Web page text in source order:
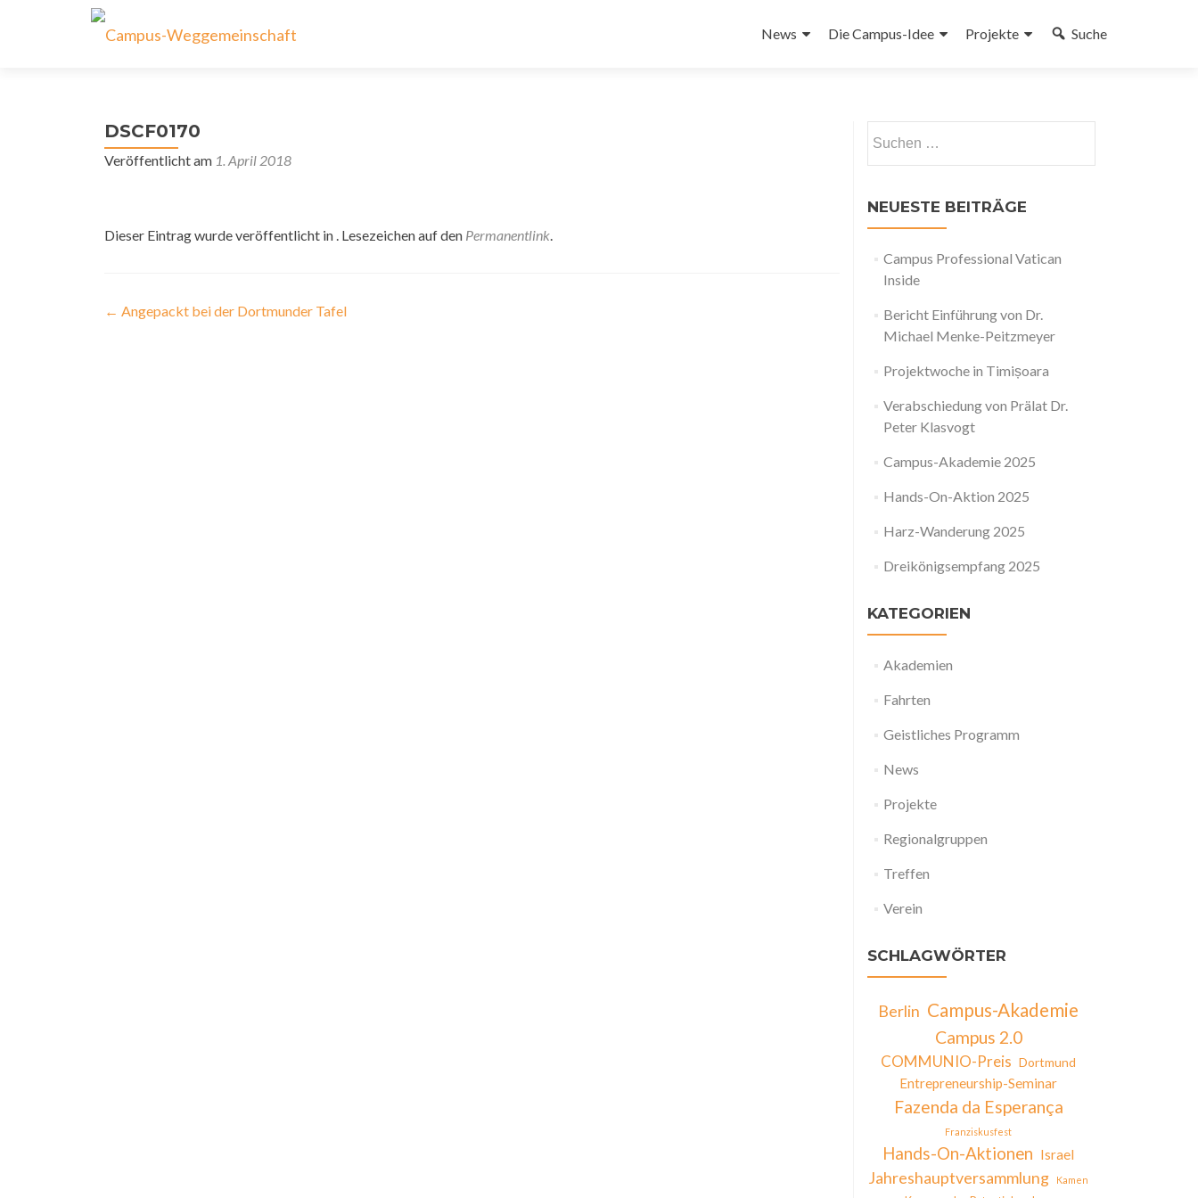
Inhalt
News Die Campus-Idee Projekte Suche
DSCF0170
Veröffentlicht am 1. April 2018
Dieser Eintrag wurde veröffentlicht in . Lesezeichen auf den Permanentlink.
Beitragsnavigation
← Angepackt bei der Dortmunder Tafel
nach:
NEUESTE BEITRÄGE
Campus Professional Vatican
Inside
Bericht Einführung von Dr.
Michael Menke-Peitzmeyer
Projektwoche in Timișoara
Verabschiedung von Prälat Dr.
Peter Klasvogt
Campus-Akademie 2025
Hands-On-Aktion 2025
Harz-Wanderung 2025
Dreikönigsempfang 2025
KATEGORIEN
Akademien
Fahrten
Geistliches Programm
News
Projekte
Regionalgruppen
Treffen
Verein
SCHLAGWÖRTER
Berlin Campus-Akademie
Campus 2.0
COMMUNIO-Preis Dortmund
Entrepreneurship-Seminar
Fazenda da Esperança
Franziskusfest
Hands-On-Aktionen Israel
Jahreshauptversammlung Kamen